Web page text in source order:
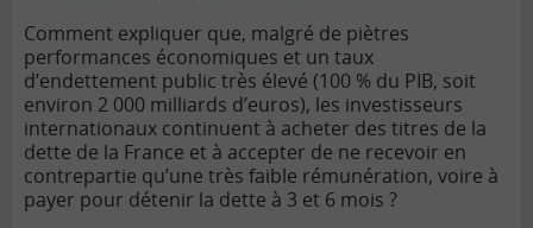
Comment expliquer que, malgré de piètres
performances économiques et un taux
d’endettement public très élevé (100 % du PIB, soit
environ 2 000 milliards d’euros), les investisseurs
internationaux continuent à acheter des titres de la
dette de la France et à accepter de ne recevoir en
contrepartie qu’une très faible rémunération, voire à
payer pour détenir la dette à 3 et 6 mois ?